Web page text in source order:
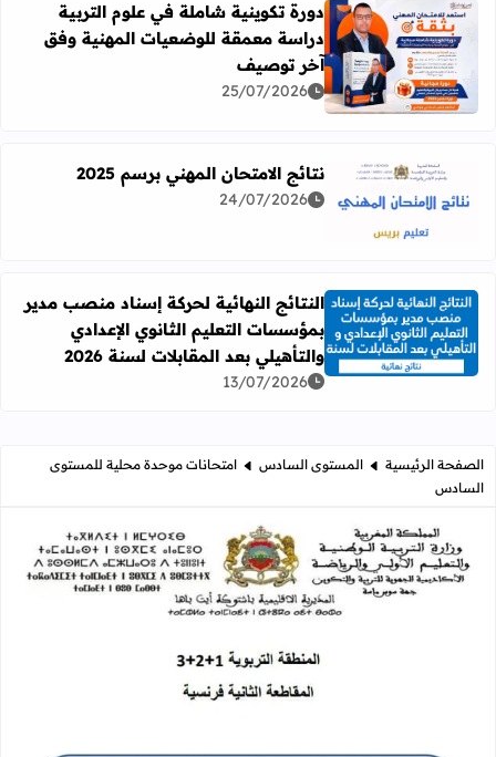
اقرأ المزيد عن دورة تكوينية شاملة في علوم التربية
دورة تكوينية شاملة في علوم التربية
دراسة معمقة للوضعيات المهنية وفق
آخر توصيف
25/07/2026
اقرأ المزيد عن نتائج الامتحان المهني برسم 2025
نتائج الامتحان المهني برسم 2025
24/07/2026
اقرأ المزيد عن النتائج النهائية لحركة إسناد منصب مدير
النتائج النهائية لحركة إسناد منصب مدير
بمؤسسات التعليم الثانوي الإعدادي
والتأهيلي بعد المقابلات لسنة 2026
13/07/2026
الصفحة الرئيسية المستوى السادس
امتحانات موحدة محلية للمستوى
السادس